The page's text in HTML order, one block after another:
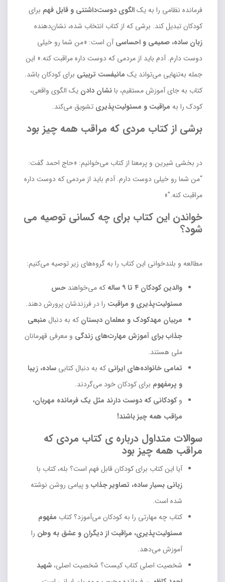
فرمانده نظامی را به یکالگوی دوست‌داشتنی و قابل فهم برای
کودکان تبدیل کند. برشی که از کتاب انتخاب شده، نشان‌دهنده
زبان ساده، صمیمی و احساسیآن است: «من شما رو خیلی
دوست دارم. آدم باید از مردمی که دوست داره مراقبت کنه.» این
جمله به‌تنهایی می‌تواند یک مانیفست تربیتی برای کودکان باشد.
کتاب به جای آموزش مستقیم، بانشان دادن یک الگوی واقعی،
کودک را به مراقبت و مسئولیت‌پذیری تشویق می‌کند.
برشی از کتاب مردی که مراقب همه چیز بود
در بخشی شیرین و پرمعنا از کتاب می‌خوانیم: «حاج احمد گفت:
“من شما رو خیلی دوست دارم. آدم باید از مردمی که دوست داره
مراقبت کنه.”»
خواندن این کتاب برای چه کسانی توصیه می
شود؟
مطالعه و بلندخوانی این کتاب را به گروه‌های زیر توصیه می‌کنیم:
والدین کودکان ۴ تا ۹ ساله که می‌خواهند حس
مسئولیت‌پذیری و مراقبت را در فرزندشان پرورش دهند.
مربیان مهدکودک و معلمان دبستان که به دنبال منبعی
جذاب برای آموزش مهارت‌های زندگی و معرفی قهرمانان
ملی هستند.
تمامی خانواده‌های ایرانی که به دنبال کتابی ساده، زیبا
و پرمفهوم برای کودکان خود می‌گردند.
وکودکانی که دوست دارند مثل یک فرمانده مهربان،
مراقب همه چیز باشند!
سوالات متداول درباره ی کتاب مردی که
مراقب همه چیز بود
آیا این کتاب برای کودکان قابل فهم است؟ بله، کتاب با
زبانی بسیار ساده، تصاویر جذاب و پیامی روشن نوشته
شده است.
کتاب چه مهارتی را به کودکان می‌آموزد؟ کتاب مفهوم
مسئولیت‌پذیری، مراقبت از دیگران و عشق به وطن را
آموزش می‌دهد.
شخصیت اصلی کتاب کیست؟ شخصیت اصلی، شهید